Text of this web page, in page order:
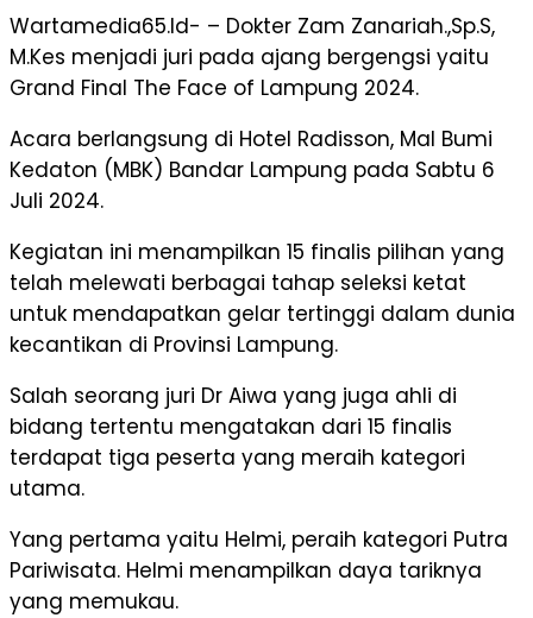
Wartamedia65.Id- – Dokter Zam Zanariah.,Sp.S,
M.Kes menjadi juri pada ajang bergengsi yaitu
Grand Final The Face of Lampung 2024.
Acara berlangsung di Hotel Radisson, Mal Bumi
Kedaton (MBK) Bandar Lampung pada Sabtu 6
Juli 2024.
Kegiatan ini menampilkan 15 finalis pilihan yang
telah melewati berbagai tahap seleksi ketat
untuk mendapatkan gelar tertinggi dalam dunia
kecantikan di Provinsi Lampung.
Salah seorang juri Dr Aiwa yang juga ahli di
bidang tertentu mengatakan dari 15 finalis
terdapat tiga peserta yang meraih kategori
utama.
Yang pertama yaitu Helmi, peraih kategori Putra
Pariwisata. Helmi menampilkan daya tariknya
yang memukau.